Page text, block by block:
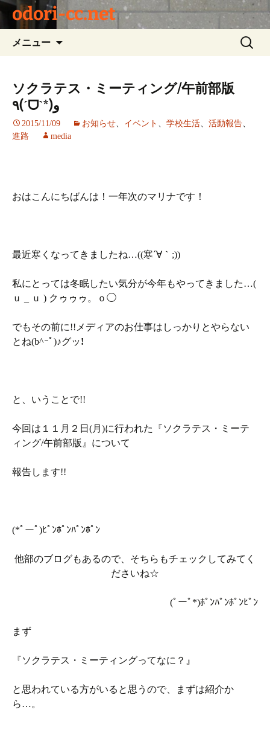
odori-cc.net
メニュー
ツ
キ
検
索:
ソクラテス・ミーティング/午前部版
٩(ˊᗜˋ*)و
2015/11/09 お知らせ、 イベント 、 学校生活、 活動報告、
進路
media
おはこんにちばんは！一年次のマリナです！
最近寒くなってきましたね…((寒´∀｀;))
私にとっては冬眠したい気分が今年もやってきました…(
ｕ _ ｕ ) クゥゥゥ。ｏ◯
でもその前に!!メディアのお仕事はしっかりとやらない
とね(b^ｰﾟ)♪グッ!
と、いうことで!!
今回は１１月２日(月)に行われた『ソクラテス・ミーテ
ィング/午前部版』について
報告します!!
(*ﾟーﾟ)ﾋﾟﾝﾎﾟﾝﾊﾟﾝﾎﾟﾝ
他部のブログもあるので、そちらもチェックしてみてく
ださいね☆
(ﾟーﾟ*)ﾎﾟﾝﾊﾟﾝﾎﾟﾝﾋﾟﾝ
まず
『ソクラテス・ミーティングってなに？』
と思われている方がいると思うので、まずは紹介か
ら…。